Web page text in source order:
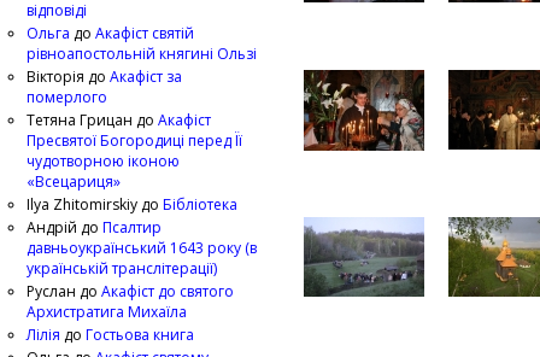
відповіді
Ольга до Акафіст святій
рівноапостольній княгині Ользі
Вікторія до Акафіст за
померлого
Тетяна Грицан до Акафіст
Пресвятої Богородиці перед Її
чудотворною іконою
«Всецариця»
Ilya Zhitomirskiy до Бібліотека
Андрій до Псалтир
давньоукраїнський 1643 року (в
українській транслітерації)
Руслан до Акафіст до святого
Архистратига Михаїла
Лілія до Гостьова книга